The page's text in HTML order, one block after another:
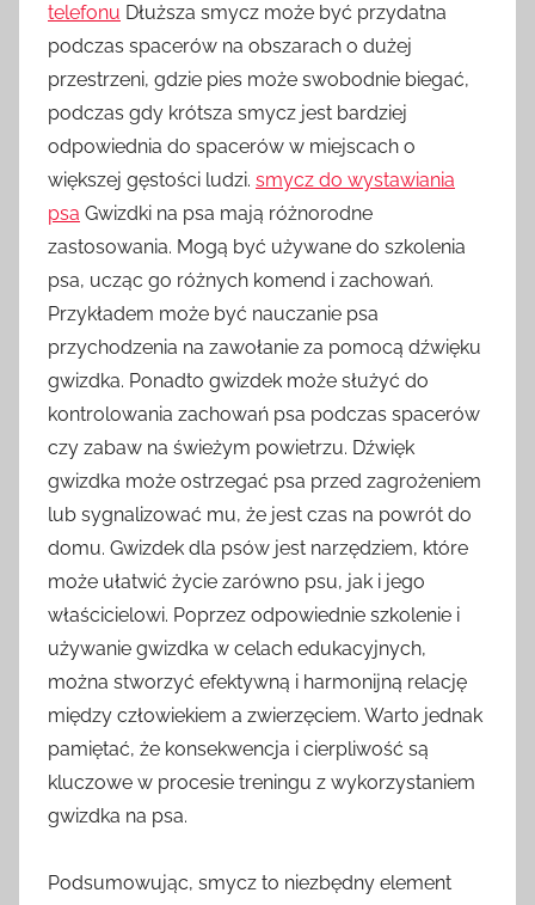
telefonu Dłuższa smycz może być przydatna
podczas spacerów na obszarach o dużej
przestrzeni, gdzie pies może swobodnie biegać,
podczas gdy krótsza smycz jest bardziej
odpowiednia do spacerów w miejscach o
większej gęstości ludzi. smycz do wystawiania
psa Gwizdki na psa mają różnorodne
zastosowania. Mogą być używane do szkolenia
psa, ucząc go różnych komend i zachowań.
Przykładem może być nauczanie psa
przychodzenia na zawołanie za pomocą dźwięku
gwizdka. Ponadto gwizdek może służyć do
kontrolowania zachowań psa podczas spacerów
czy zabaw na świeżym powietrzu. Dźwięk
gwizdka może ostrzegać psa przed zagrożeniem
lub sygnalizować mu, że jest czas na powrót do
domu. Gwizdek dla psów jest narzędziem, które
może ułatwić życie zarówno psu, jak i jego
właścicielowi. Poprzez odpowiednie szkolenie i
używanie gwizdka w celach edukacyjnych,
można stworzyć efektywną i harmonijną relację
między człowiekiem a zwierzęciem. Warto jednak
pamiętać, że konsekwencja i cierpliwość są
kluczowe w procesie treningu z wykorzystaniem
gwizdka na psa.
Podsumowując, smycz to niezbędny element